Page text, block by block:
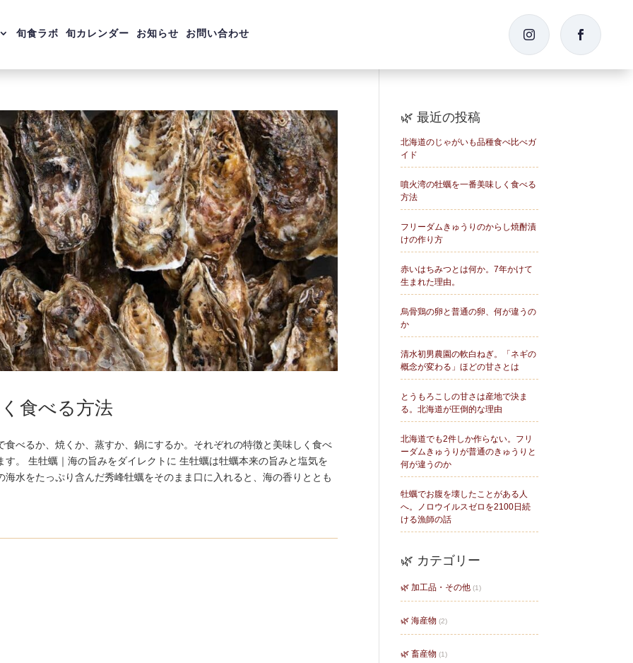
旬食ラボ 旬カレンダー お知らせ お問い合わせ  
食べる方法
べるか、焼くか、蒸すか、鍋にするか。それぞれの特徴と美味しく食べ
。 生牡蠣｜海の旨みをダイレクトに 生牡蠣は牡蠣本来の旨みと塩気を
水をたっぷり含んだ秀峰牡蠣をそのまま口に入れると、海の香りととも
🌿 最近の投稿
北海道のじゃがいも品種食べ比べガ
イド
噴火湾の牡蠣を一番美味しく食べる
方法
フリーダムきゅうりのからし焼酎漬
けの作り方
赤いはちみつとは何か。7年かけて
生まれた理由。
烏骨鶏の卵と普通の卵、何が違うの
か
清水初男農園の軟白ねぎ。「ネギの
概念が変わる」ほどの甘さとは
とうもろこしの甘さは産地で決ま
る。北海道が圧倒的な理由
北海道でも2件しか作らない。フリ
ーダムきゅうりが普通のきゅうりと
何が違うのか
牡蠣でお腹を壊したことがある人
へ。ノロウイルスゼロを2100日続
ける漁師の話
🌿 カテゴリー
🌿 加工品・その他(1)
🌿 海産物(2)
🌿 畜産物(1)